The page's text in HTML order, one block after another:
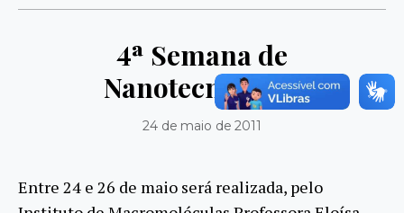
4ª Semana de
Nanotecnologia
24 de maio de 2011
Entre 24 e 26 de maio será realizada, pelo